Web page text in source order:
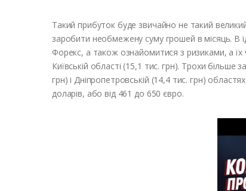
Такий прибуток буде звичайно не такий
заробити необмежену суму грошей в місяць. В
Форекс, а також ознайомитися з ризиками, а їх
Київській області (15,1 тис. грн). Трохи більше
грн) і Дніпропетровській (14,4 тис. грн)
доларів, або від 461 до 650 євро.